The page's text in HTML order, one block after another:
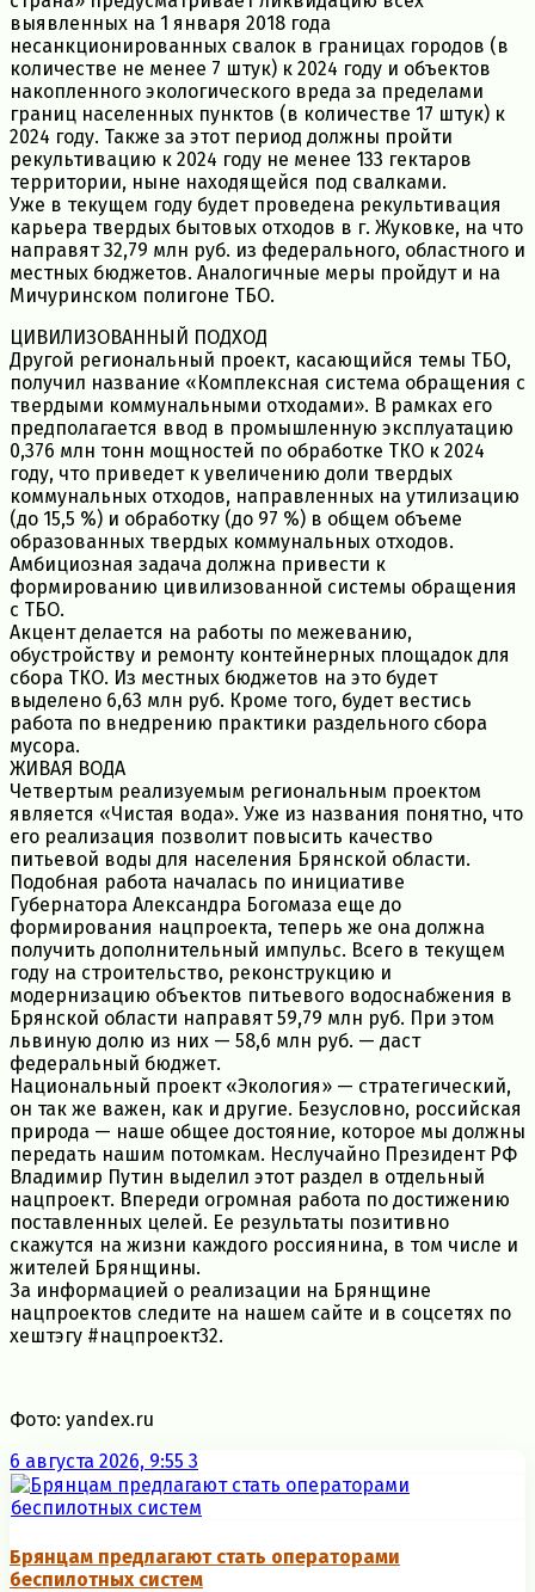
выявленных на 1 января 2018 года
несанкционированных свалок в границах городов (в
количестве не менее 7 штук) к 2024 году и объектов
накопленного экологического вреда за пределами
границ населенных пунктов (в количестве 17 штук) к
2024 году. Также за этот период должны пройти
рекультивацию к 2024 году не менее 133 гектаров
территории, ныне находящейся под свалками.
Уже в текущем году будет проведена рекультивация
карьера твердых бытовых отходов в г. Жуковке, на что
направят 32,79 млн руб. из федерального, областного и
местных бюджетов. Аналогичные меры пройдут и на
Мичуринском полигоне ТБО.
ЦИВИЛИЗОВАННЫЙ ПОДХОД
Другой региональный проект, касающийся темы ТБО,
получил название «Комплексная система обращения с
твердыми коммунальными отходами». В рамках его
предполагается ввод в промышленную эксплуатацию
0,376 млн тонн мощностей по обработке ТКО к 2024
году, что приведет к увеличению доли твердых
коммунальных отходов, направленных на утилизацию
(до 15,5 %) и обработку (до 97 %) в общем объеме
образованных твердых коммунальных отходов.
Амбициозная задача должна привести к
формированию цивилизованной системы обращения
с ТБО.
Акцент делается на работы по межеванию,
обустройству и ремонту контейнерных площадок для
сбора ТКО. Из местных бюджетов на это будет
выделено 6,63 млн руб. Кроме того, будет вестись
работа по внедрению практики раздельного сбора
мусора.
ЖИВАЯ ВОДА
Четвертым реализуемым региональным проектом
является «Чистая вода». Уже из названия понятно, что
его реализация позволит повысить качество
питьевой воды для населения Брянской области.
Подобная работа началась по инициативе
Губернатора Александра Богомаза еще до
формирования нацпроекта, теперь же она должна
получить дополнительный импульс. Всего в текущем
году на строительство, реконструкцию и
модернизацию объектов питьевого водоснабжения в
Брянской области направят 59,79 млн руб. При этом
львиную долю из них — 58,6 млн руб. — даст
федеральный бюджет.
Национальный проект «Экология» — стратегический,
он так же важен, как и другие. Безусловно, российская
природа — наше общее достояние, которое мы должны
передать нашим потомкам. Неслучайно Президент РФ
Владимир Путин выделил этот раздел в отдельный
нацпроект. Впереди огромная работа по достижению
поставленных целей. Ее результаты позитивно
скажутся на жизни каждого россиянина, в том числе и
жителей Брянщины.
За информацией о реализации на Брянщине
нацпроектов следите на нашем сайте и в соцсетях по
хештэгу #нацпроект32.
Фото: yandex.ru
6 августа 2026, 9:55 3
Брянцам предлагают стать оперaторами
бeспилотных систeм